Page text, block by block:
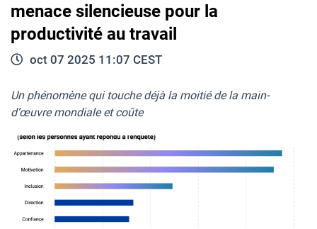
menace silencieuse pour la
productivité au travail
oct 07 2025 11:07 CEST
Un phénomène qui touche déjà la moitié de la main-
d’œuvre mondiale et coûte